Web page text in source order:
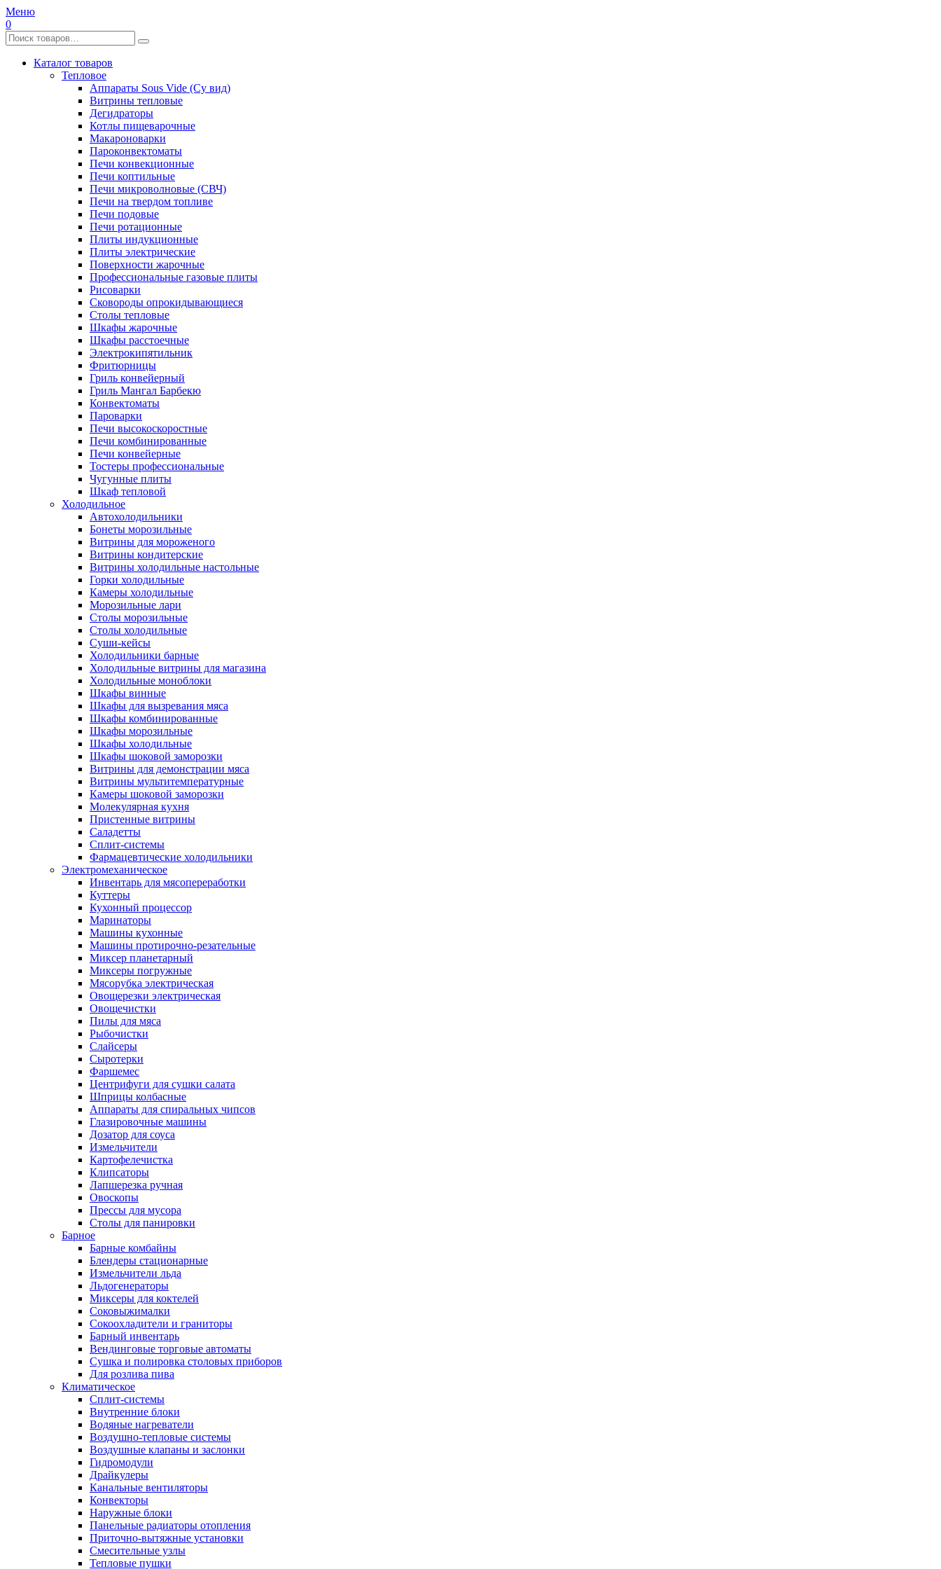
Меню
0
Каталог товаров
Тепловое
Аппараты Sous Vide (Су вид)
Витрины тепловые
Дегидраторы
Котлы пищеварочные
Макароноварки
Пароконвектоматы
Печи конвекционные
Печи коптильные
Печи микроволновые (СВЧ)
Печи на твердом топливе
Печи подовые
Печи ротационные
Плиты индукционные
Плиты электрические
Поверхности жарочные
Профессиональные газовые плиты
Рисоварки
Сковороды опрокидывающиеся
Столы тепловые
Шкафы жарочные
Шкафы расстоечные
Электрокипятильник
Фритюрницы
Гриль конвейерный
Гриль Мангал Барбекю
Конвектоматы
Пароварки
Печи высокоскоростные
Печи комбинированные
Печи конвейерные
Тостеры профессиональные
Чугунные плиты
Шкаф тепловой
Холодильное
Автохолодильники
Бонеты морозильные
Витрины для мороженого
Витрины кондитерские
Витрины холодильные настольные
Горки холодильные
Камеры холодильные
Морозильные лари
Столы морозильные
Столы холодильные
Суши-кейсы
Холодильники барные
Холодильные витрины для магазина
Холодильные моноблоки
Шкафы винные
Шкафы для вызревания мяса
Шкафы комбинированные
Шкафы морозильные
Шкафы холодильные
Шкафы шоковой заморозки
Витрины для демонстрации мяса
Витрины мультитемпературные
Камеры шоковой заморозки
Молекулярная кухня
Пристенные витрины
Саладетты
Сплит-системы
Фармацевтические холодильники
Электромеханическое
Инвентарь для мясопереработки
Куттеры
Кухонный процессор
Маринаторы
Машины кухонные
Машины протирочно-резательные
Миксер планетарный
Миксеры погружные
Мясорубка электрическая
Овощерезки электрическая
Овощечистки
Пилы для мяса
Рыбочистки
Слайсеры
Сыротерки
Фаршемес
Центрифуги для сушки салата
Шприцы колбасные
Аппараты для спиральных чипсов
Глазировочные машины
Дозатор для соуса
Измельчители
Картофелечистка
Клипсаторы
Лапшерезка ручная
Овоскопы
Прессы для мусора
Столы для панировки
Барное
Барные комбайны
Блендеры стационарные
Измельчители льда
Льдогенераторы
Миксеры для коктелей
Соковыжималки
Сокоохладители и граниторы
Барный инвентарь
Вендинговые торговые автоматы
Сушка и полировка столовых приборов
Для розлива пива
Климатическое
Сплит-системы
Внутренние блоки
Водяные нагреватели
Воздушно-тепловые системы
Воздушные клапаны и заслонки
Гидромодули
Драйкулеры
Канальные вентиляторы
Конвекторы
Наружные блоки
Панельные радиаторы отопления
Приточно-вытяжные установки
Смесительные узлы
Тепловые пушки